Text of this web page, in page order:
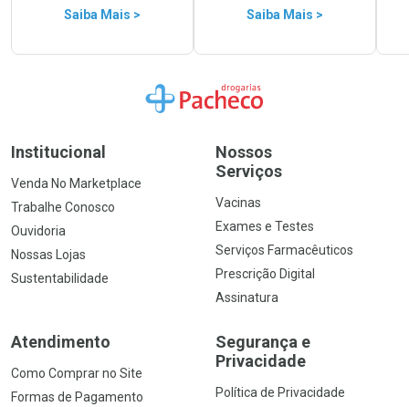
Saiba Mais > Saiba Mais >
Ir para a Home
Institucional
Venda No Marketplace
Trabalhe Conosco
Ouvidoria
Nossas Lojas
Sustentabilidade
Nossos
Serviços
Vacinas
Exames e Testes
Serviços Farmacêuticos
Prescrição Digital
Assinatura
Atendimento
Como Comprar no Site
Formas de Pagamento
Segurança e
Privacidade
Política de Privacidade